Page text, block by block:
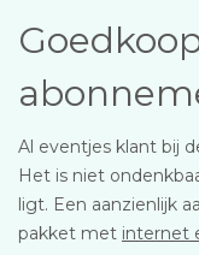
Al eventjes klant bij
Het is niet
ligt. Een aanzienlijk
pakket met internet